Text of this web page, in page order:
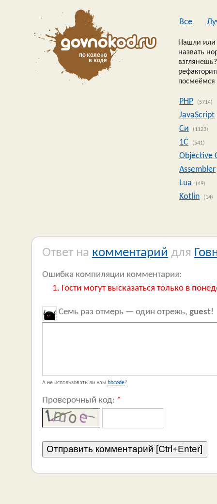
Все
Нашли или
назвать
посмеёмся
PHP (5714)
JavaScript
Си
(1123)
1C (541)
Objective
Assembler
Lua
(49)
Kotlin (14)
Ответ на комментарий для
Ошибка компиляции комментария:
Гости могут высказаться только в
Семь раз отмерь — один отрежь, guest!
А не использовать ли нам bbcode?
Проверочный код: *